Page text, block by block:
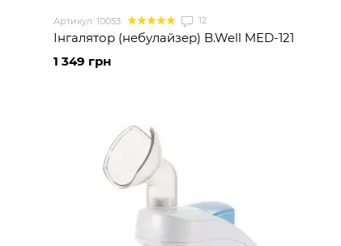
Артикул: 10053 12
Інгалятор (небулайзер) B.Well MED-121
1 349 грн